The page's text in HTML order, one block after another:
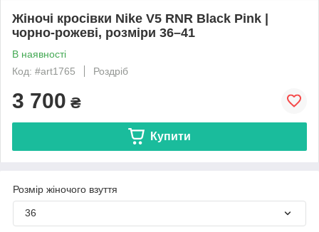
Жіночі кросівки Nike V5 RNR Black Pink |
чорно-рожеві, розміри 36–41
В наявності
Код: #art1765
Роздріб
3 700 ₴
Купити
Розмір жіночого взуття
36